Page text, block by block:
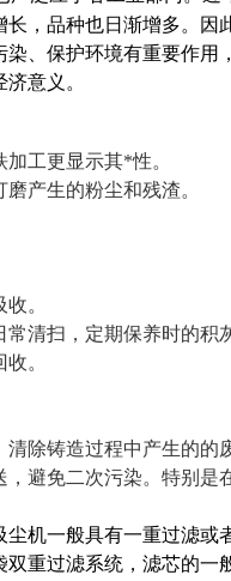
，品种也日渐增多。因
、保护环境有重要作用
意义。
工更显示其*性。
产生的粉尘和残渣。
。
清扫，定期保养时的积
。
除铸造过程中产生的的
避免二次污染。特别是
机一般具有一重过滤或
重过滤系统，滤芯的一